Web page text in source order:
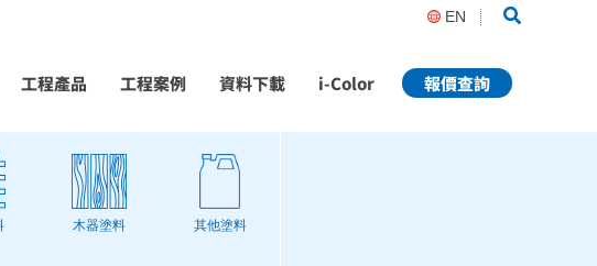
EN Search
工程產品 工程案例 資料下載 i-Color 報價查詢
木器塗料 其他塗料